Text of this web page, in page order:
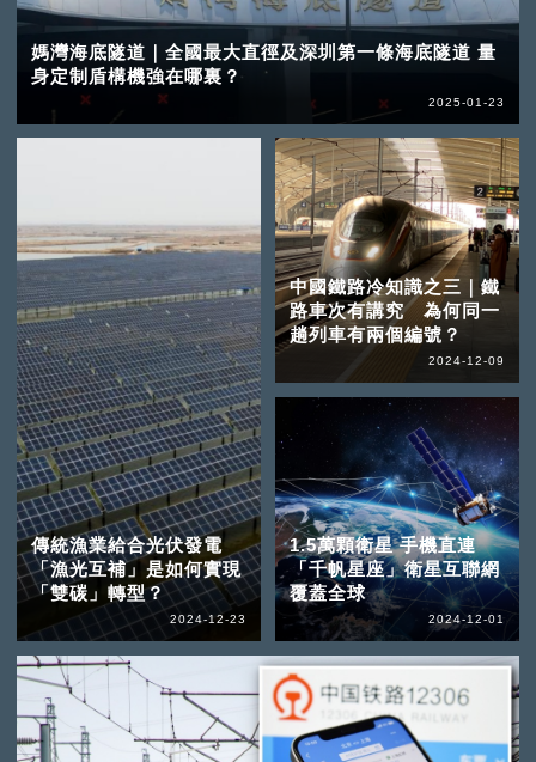
媽灣海底隧道｜全國最大直徑及深圳第一條海底隧道 量
身定制盾構機強在哪裏？
2025-01-23
傳統漁業給合光伏發電
「漁光互補」是如何實現
「雙碳」轉型？
2024-12-23
中國鐵路冷知識之三｜鐵
路車次有講究 為何同一
趟列車有兩個編號？
2024-12-09
1.5萬顆衛星 手機直連
「千帆星座」衛星互聯網
覆蓋全球
2024-12-01